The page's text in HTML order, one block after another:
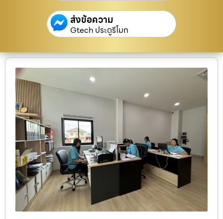
ส่งข้อความ
Gtech ประตูรีโมท